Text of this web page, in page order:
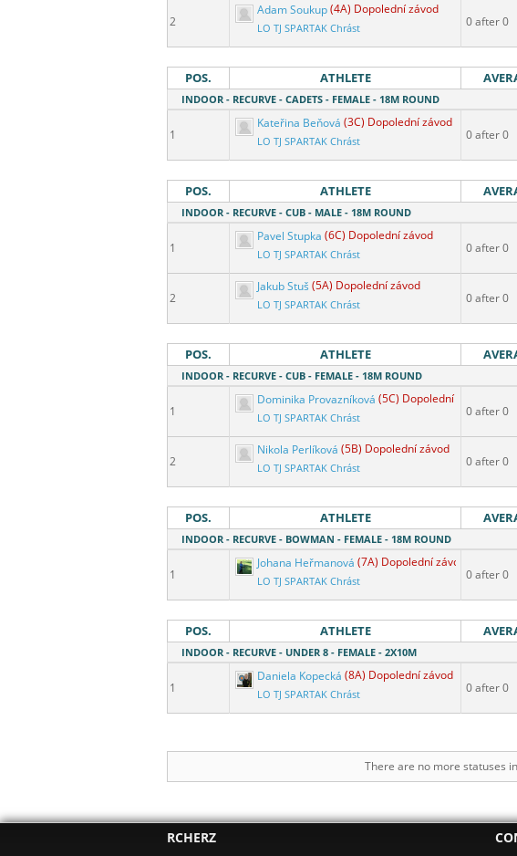
2
Adam Soukup(4A) Dopolední závod
LO TJ SPARTAK Chrást 0 after 0
POS. ATHLETE
INDOOR - RECURVE - CADETS - FEMALE - 18M ROUND
1
Kateřina Beňová (3C) Dopolední závod
LO TJ SPARTAK Chrást 0 after 0
POS. ATHLETE
INDOOR - RECURVE - CUB - MALE - 18M ROUND
1
Pavel Stupka (6C) Dopolední závod
LO TJ SPARTAK Chrást 0 after 0
2
Jakub Stuš (5A) Dopolední závod
LO TJ SPARTAK Chrást 0 after 0
POS. ATHLETE
INDOOR - RECURVE - CUB - FEMALE - 18M ROUND
1
Dominika Provazníková (5C) Dopolední závod
LO TJ SPARTAK Chrást 0 after 0
2
Nikola Perlíková (5B) Dopolední závod
LO TJ SPARTAK Chrást 0 after 0
POS. ATHLETE
INDOOR - RECURVE - BOWMAN - FEMALE - 18M ROUND
1
Johana Heřmanová (7A) Dopolední závod
LO TJ SPARTAK Chrást 0 after 0
POS. ATHLETE
INDOOR - RECURVE - UNDER 8 - FEMALE - 2X10M
1
Daniela Kopecká (8A) Dopolední závod
LO TJ SPARTAK Chrást 0 after 0
There are no more statuses
RCHERZ